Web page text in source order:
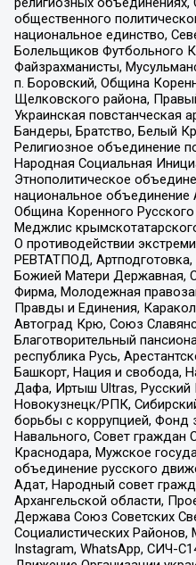
общественного
национальное единство,
Болельщиков Футбольного
Файзрахманисты,
п. Боровский, Община
Щелковского района,
Украинская повстанческая
Бандеры, Братство, Белый
Религиозное объединение
Народная Социальная
Этнополитическое
национальное
Община Коренного
Меджлис
О противодействии
РЕВТАТПОД,
Божией Матери Державная,
Фирма, Молодежная
Правды и Единения,
Автоград Крю, Союз
Благотворительный
республика Русь,
Башкорт, Нация и свобода,
Дафа, Иртыш Ultras, Русский
Новокузнецк/РПК,
борьбы с коррупцией,
Навального, Совет граждан
Краснодара, Мужское
объединение русского
Адат, Народный совет
Архангельской области,
Держава Союз Советских
Социалистических Районов,
Instagram, WhatsApp, СИЧ-